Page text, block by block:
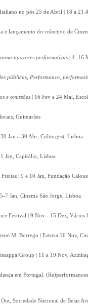
no pós 25 de Abril | 18 a
e lançamento do colectivo de
nas artes performativas | 4–16
públicas, Performance,
e omissões | 16 Fev a 24 Mai,
Guimarães
30 Jan a 30 Abr, Culturgest, Lisboa
Jan, Capitólio, Lisboa
| 9 e 10 Jan, Fundação
7 Jan, Cinema São Jorge, Lisboa
Festival | 9 Nov - 15 Dez, Vários
M. Borrego | Estreia 16 Nov,
| 11 a 19 Nov,
em Portugal.
Sociedade Nacional de Belas